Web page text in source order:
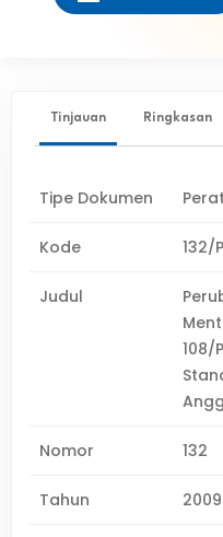
Tinjauan Ringkasan
Tipe Dokumen
Kode 132/
Judul
108/
Nomor 132
Tahun 2009